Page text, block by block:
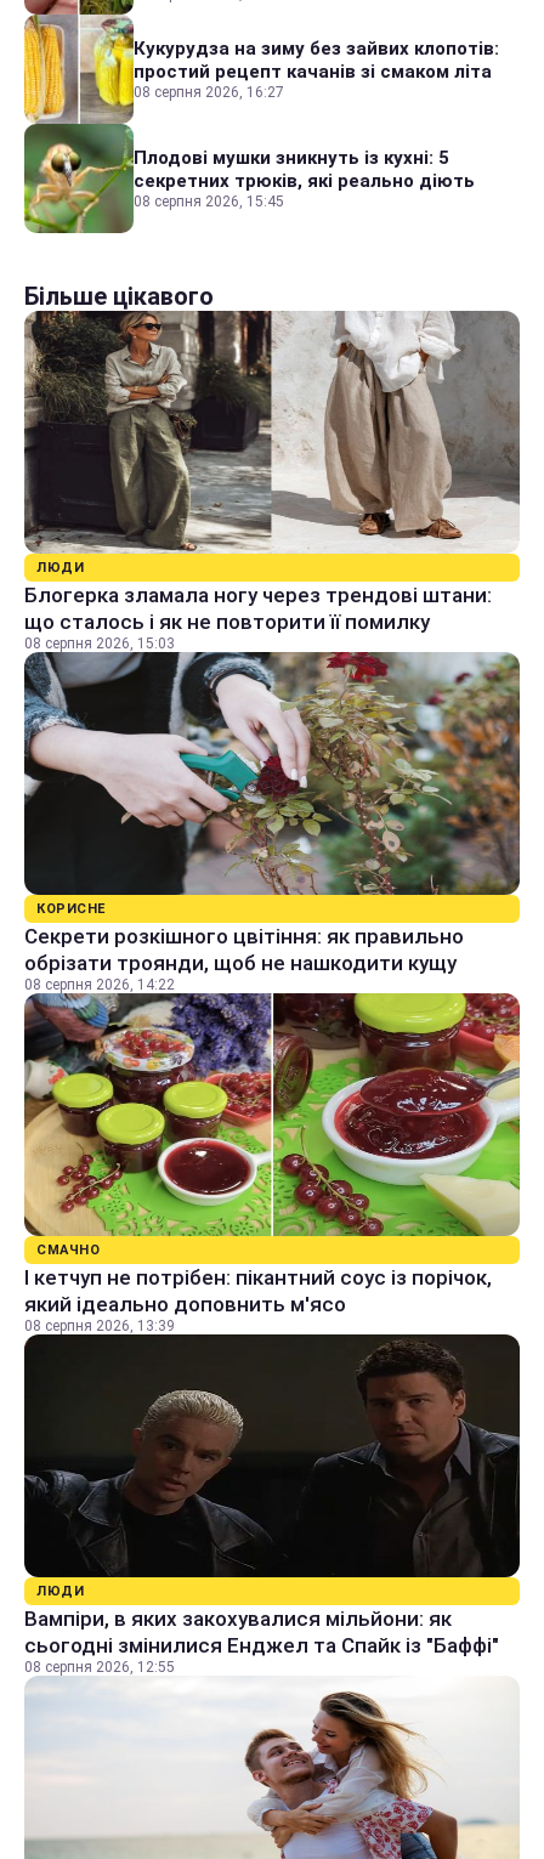
Кукурудза на зиму без зайвих клопотів:
простий рецепт качанів зі смаком літа
08 серпня 2026, 16:27
Плодові мушки зникнуть із кухні: 5
секретних трюків, які реально діють
08 серпня 2026, 15:45
Більше цікавого
ЛЮДИ
Блогерка зламала ногу через трендові штани:
що сталось і як не повторити її помилку
08 серпня 2026, 15:03
КОРИСНЕ
Секрети розкішного цвітіння: як правильно
обрізати троянди, щоб не нашкодити кущу
08 серпня 2026, 14:22
СМАЧНО
І кетчуп не потрібен: пікантний соус із порічок,
який ідеально доповнить м'ясо
08 серпня 2026, 13:39
ЛЮДИ
Вампіри, в яких закохувалися мільйони: як
сьогодні змінилися Енджел та Спайк із "Баффі"
08 серпня 2026, 12:55